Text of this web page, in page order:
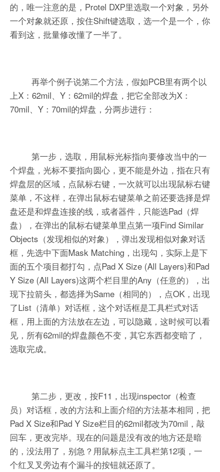
的，唯一注意的是，Protel DXP里选取一个对象，另外
一个对象就还原，按住Shift键选取，选一个是一个，你
看到这，批量修改懂了一半了。
再举个例子说第二个方法，假如PCB里有两个以
上X：62mil、Y：62mil的焊盘，把它全部改为X：
70mil、Y：70mil的焊盘，分两步进行：
第一步，选取，用鼠标光标指向要修改当中的一
个焊盘，光标不要指向圆心，更不能是外边，指在只有
焊盘层的区域，点鼠标右键，一次就可以出现鼠标右键
菜单，不这样，在弹出鼠标右键菜单之前还要选择是焊
盘还是和焊盘连接的线，或者器件，只能选Pad（焊
盘），在弹出的鼠标右键菜单里点第一项Find Similar
Objects（发现相似的对象），弹出发现相似对象对话
框，先选中下面Mask Matching，出现勾，实际上是下
面的五个项目都打勾，点Pad X Size (All Layers)和Pad
Y Size (All Layers)这两个栏目里的Any（任意的），出
现下拉箭头，都选择为Same（相同的），点OK，出现
了List（清单）对话框，这个对话框是工具栏式对话
框，用上面的方法放在左边，可以隐藏，这时候可以看
见，所有62mil的焊盘颜色不变，其它东西都变暗了，
选取完成。
第二步，更改，按F11，出现inspector（检查
员）对话框，改的方法和上面介绍的方法基本相同，把
Pad X Size和Pad Y Size栏目的62mil都改为70mil，敲
回车，更改完毕。现在的问题是没有改的地方还是暗
的，没法用了，别急？用鼠标点主工具栏第12项，一
个红叉叉旁边有个漏斗的按钮就还原了。